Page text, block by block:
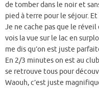
de tomber dans le noir et
pied à terre pour le séjour.
Je ne cache pas que le
vois la vue sur le lac en
me dis qu’on est juste
En 2/3 minutes on est au
se retrouve tous pour
Waouh, c’est juste